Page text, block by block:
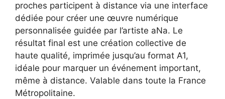
proches participent à distance via une interface
dédiée pour créer une œuvre numérique
personnalisée guidée par l’artiste aNa. Le
résultat final est une création collective de
haute qualité, imprimée jusqu’au format A1,
idéale pour marquer un événement important,
même à distance. Valable dans toute la France
Métropolitaine.